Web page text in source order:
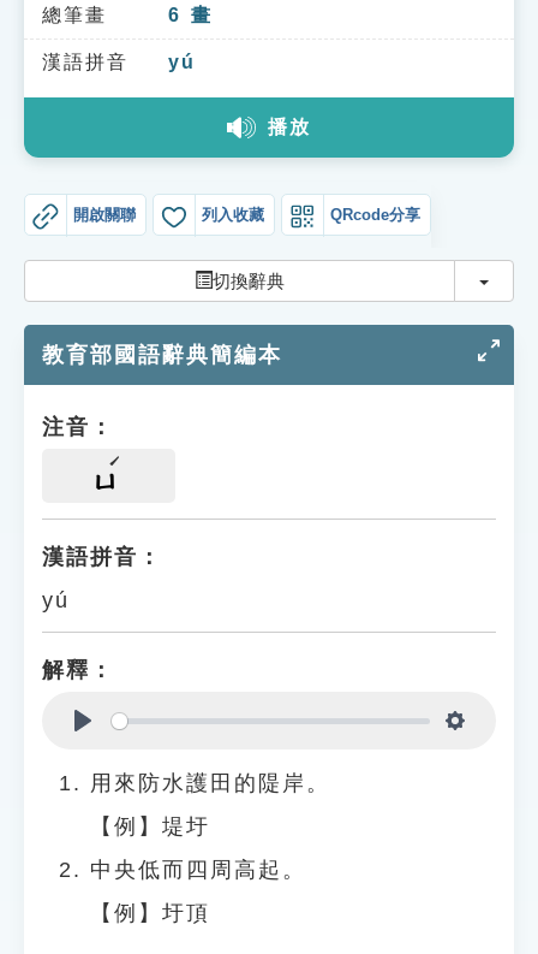
單字索引
生命大百科索引
教學應用
貓頭鷹博士
總筆畫 6 畫
漢語拼音 yú
播放
開啟關聯 列入收藏 QRcode分享
切換辭典 切換
教育部國語辭典簡編本
注音：
ㄩ
漢語拼音：
yú
解釋：
用來防水護田的隄岸。
【例】堤圩
中央低而四周高起。
【例】圩頂